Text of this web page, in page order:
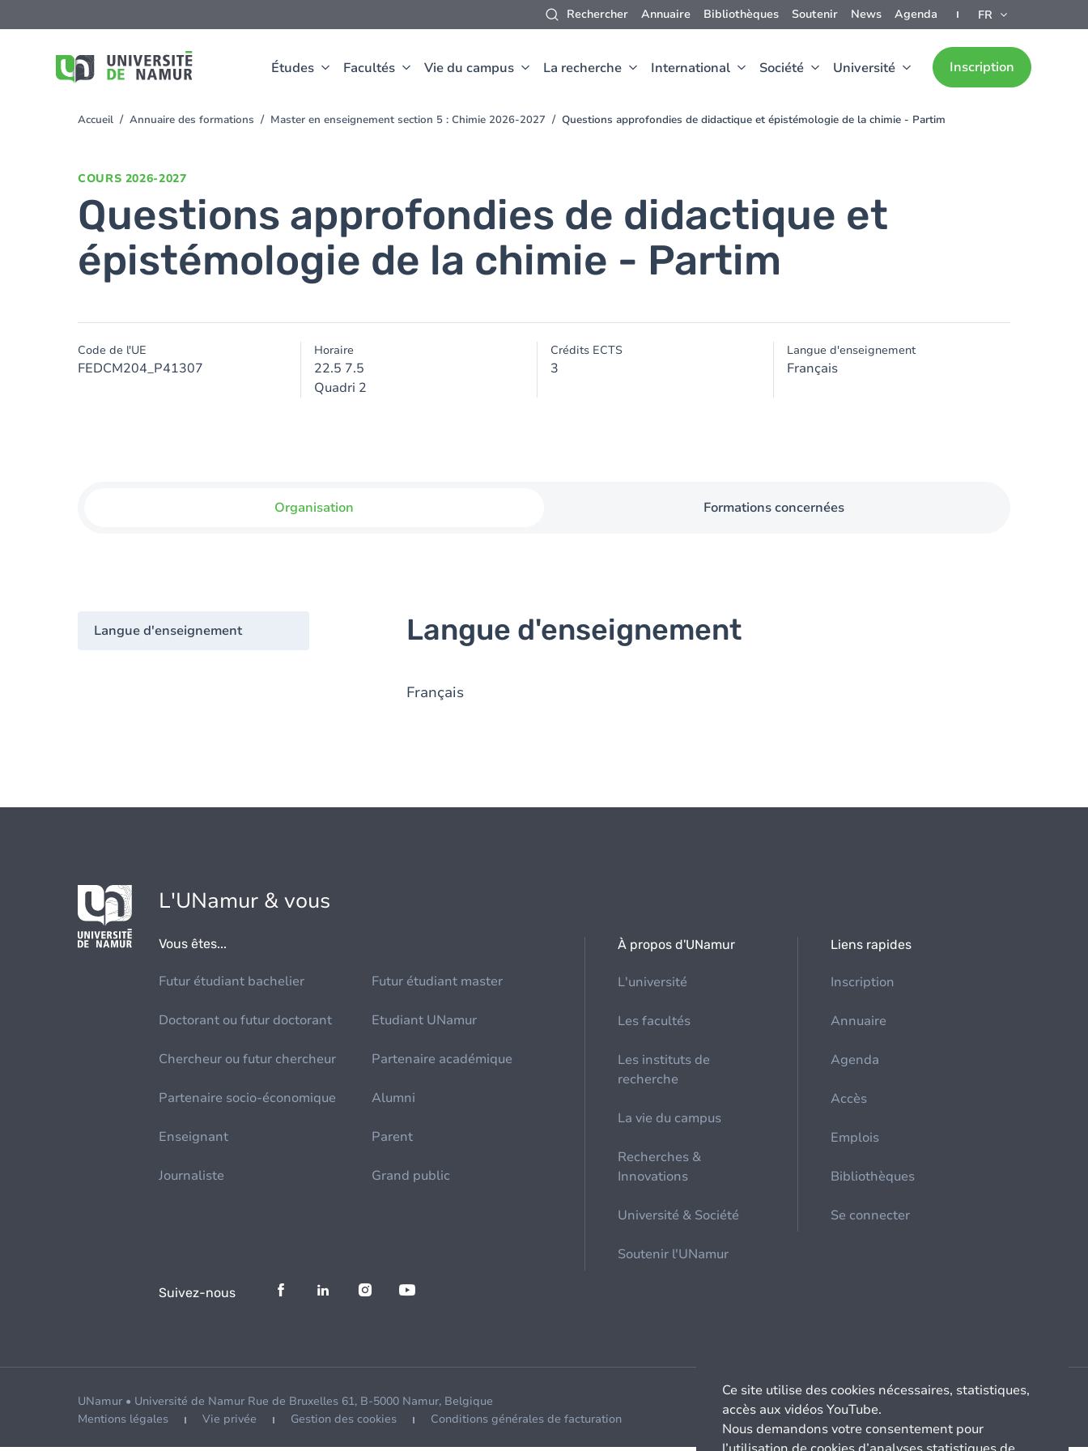
Rechercher Annuaire Bibliothèques Soutenir News Agenda FR
Études Facultés Vie du campus La recherche International Société Université Inscription
au
You
Accueil Annuaire des formations Master en enseignement section 5 : Chimie 2026-2027 Questions approfondies de didactique et épistémologie de la chimie - Partim
COURS 2026-2027
Questions approfondies de didactique et
épistémologie de la chimie - Partim
Code de l'UE
FEDCM204_P41307
Horaire
22.5 7.5
Quadri 2
Crédits ECTS
3
Langue d'enseignement
Français
Organisation Formations concernées
Langue d'enseignement Langue d'enseignement
Français
L'UNamur & vous
Vous êtes...
Futur étudiant bachelier Futur étudiant master
Doctorant ou futur doctorant Etudiant UNamur
Chercheur ou futur chercheur Partenaire académique
Partenaire socio-économique Alumni
Enseignant Parent
Journaliste Grand public
À propos d'UNamur
L'université
Les facultés
Les instituts de
recherche
La vie du campus
Recherches &
Innovations
Université & Société
Soutenir l'UNamur
Liens rapides
Inscription
Annuaire
Agenda
Accès
Emplois
Bibliothèques
Se connecter
Suivez-nous
UNamur • Université de Namur Rue de Bruxelles 61, B-5000 Namur, Belgique
Mentions légales
Vie privée Gestion des cookies Conditions générales de facturation
Ce site utilise des cookies nécessaires, statistiques,
accès aux vidéos YouTube.
Nous demandons votre consentement pour